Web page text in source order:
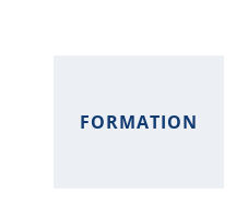
FORMATION